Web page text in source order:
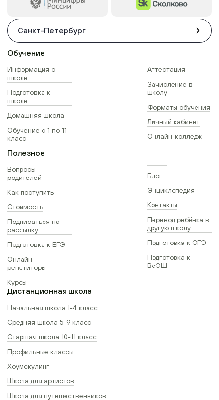
Санкт-Петербург
Обучение
Информация о
школе
Подготовка к
школе
Домашняя школа
Обучение с 1 по 11
класс
Аттестация
Зачисление в
школу
Форматы обучения
Личный кабинет
Онлайн-колледж
Полезное
Вопросы
родителей
Как поступить
Стоимость
Подписаться на
рассылку
Подготовка к ЕГЭ
Онлайн-
репетиторы
Курсы
Блог
Энциклопедия
Контакты
Перевод ребёнка в
другую школу
Подготовка к ОГЭ
Подготовка к
ВсОШ
Дистанционная школа
Начальная школа 1-4 класс
Средняя школа 5-9 класс
Старшая школа 10-11 класс
Профильные классы
Хоумскулинг
Школа для артистов
Школа для путешественников